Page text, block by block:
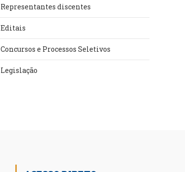
Representantes discentes
Editais
Concursos e Processos Seletivos
Legislação